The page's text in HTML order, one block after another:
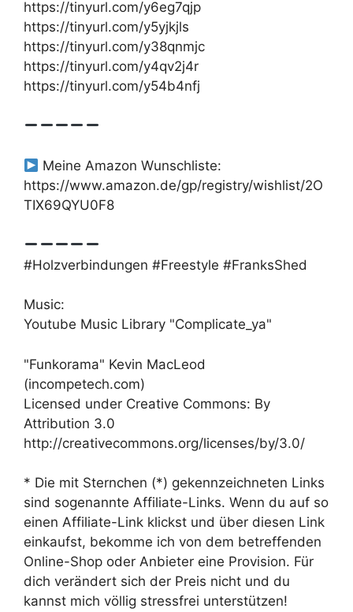
https://tinyurl.com/y6eg7qjp
https://tinyurl.com/y5yjkjls
https://tinyurl.com/y38qnmjc
https://tinyurl.com/y4qv2j4r
https://tinyurl.com/y54b4nfj
Meine Amazon Wunschliste:
https://www.amazon.de/gp/registry/wishlist/2O
TIX69QYU0F8
#Holzverbindungen #Freestyle #FranksShed
Music:
Youtube Music Library "Complicate_ya"
"Funkorama" Kevin MacLeod
(incompetech.com)
Licensed under Creative Commons: By
Attribution 3.0
http://creativecommons.org/licenses/by/3.0/
* Die mit Sternchen (*) gekennzeichneten Links
sind sogenannte Affiliate-Links. Wenn du auf so
einen Affiliate-Link klickst und über diesen Link
einkaufst, bekomme ich von dem betreffenden
Online-Shop oder Anbieter eine Provision. Für
dich verändert sich der Preis nicht und du
kannst mich völlig stressfrei unterstützen!